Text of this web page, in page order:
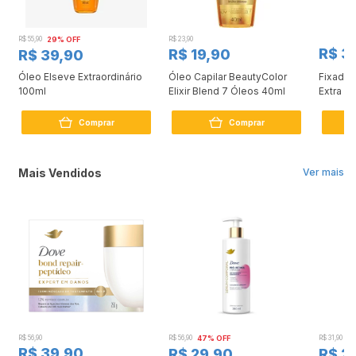
R$ 55,90 29% OFF
R$ 39,90
Óleo Elseve Extraordinário
100ml
Comprar
R$ 23,90
R$ 19,90
Óleo Capilar BeautyColor
Elixir Blend 7 Óleos 40ml
Comprar
R$
Fixador
Extra
Ver mais
Mais Vendidos
R$ 56,90 R$ 56,90 47% OFF R$ 31,90